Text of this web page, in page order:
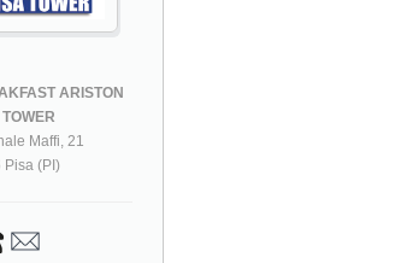
ARISTON
Maffi, 21
Pisa (PI)